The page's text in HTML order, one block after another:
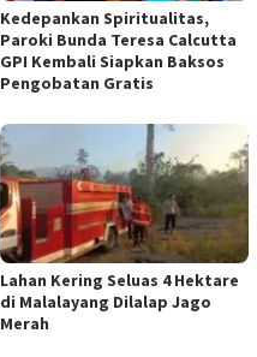
Kedepankan Spiritualitas,
Paroki Bunda Teresa Calcutta
GPI Kembali Siapkan Baksos
Pengobatan Gratis
Lahan Kering Seluas 4 Hektare
di Malalayang Dilalap Jago
Merah